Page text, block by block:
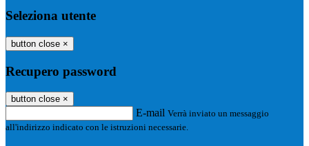
Seleziona utente
button close ×
Recupero password
button close ×
E-mail Verrà inviato un messaggio
all'indirizzo indicato con le istruzioni necessarie.